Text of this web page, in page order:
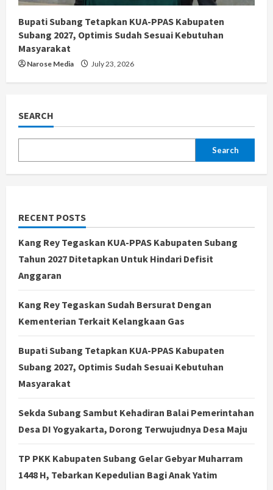
Bupati Subang Tetapkan KUA-PPAS Kabupaten
Subang 2027, Optimis Sudah Sesuai Kebutuhan
Masyarakat
Narose Media July 23, 2026
SEARCH
Search
RECENT POSTS
Kang Rey Tegaskan KUA-PPAS Kabupaten Subang
Tahun 2027 Ditetapkan Untuk Hindari Defisit
Anggaran
Kang Rey Tegaskan Sudah Bersurat Dengan
Kementerian Terkait Kelangkaan Gas
Bupati Subang Tetapkan KUA-PPAS Kabupaten
Subang 2027, Optimis Sudah Sesuai Kebutuhan
Masyarakat
Sekda Subang Sambut Kehadiran Balai Pemerintahan
Desa DI Yogyakarta, Dorong Terwujudnya Desa Maju
TP PKK Kabupaten Subang Gelar Gebyar Muharram
1448 H, Tebarkan Kepedulian Bagi Anak Yatim